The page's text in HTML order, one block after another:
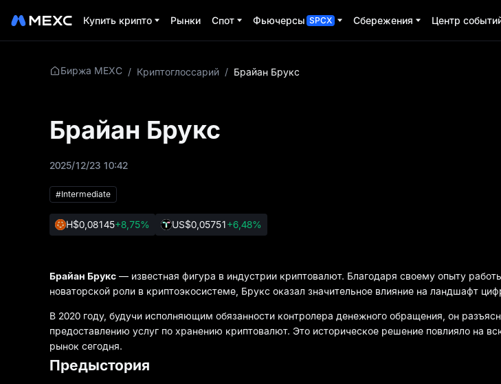
Купить крипто Рынки Спот Фьючерсы SPCX Сбережения Центр
Биржа MEXC / Криптоглоссарий / Брайан Брукс
Брайан Брукс
2025/12/23 10:42
#Intermediate
H$0,08145+8,75% US$0,05751+6,48%
Брайан Брукс — известная фигура в индустрии криптовалют. Благодаря своему опыту
новаторской роли в криптоэкосистеме, Брукс оказал значительное влияние на ландшафт
В 2020 году, будучи исполняющим обязанности контролера денежного обращения, он
предоставлению услуг по хранению криптовалют. Это историческое решение повлияло на
рынок сегодня.
Предыстория